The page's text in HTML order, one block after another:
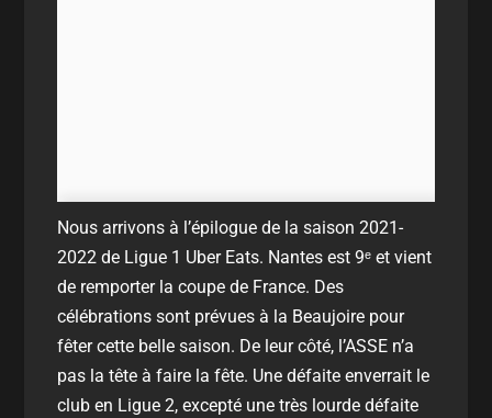
Nous arrivons à l’épilogue de la saison 2021-
2022 de Ligue 1 Uber Eats. Nantes est 9ᵉ et vient
de remporter la coupe de France. Des
célébrations sont prévues à la Beaujoire pour
fêter cette belle saison. De leur côté, l’ASSE n’a
pas la tête à faire la fête. Une défaite enverrait le
club en Ligue 2, excepté une très lourde défaite